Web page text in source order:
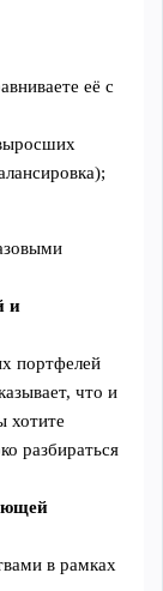
её с
и
портфелей
что и
хотите
разбираться
в рамках